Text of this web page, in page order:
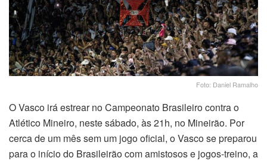
Foto: Daniel Ramalho
O Vasco irá estrear no Campeonato Brasileiro contra o
Atlético Mineiro, neste sábado, às 21h, no Mineirão. Por
cerca de um mês sem um jogo oficial, o Vasco se preparou
para o início do Brasileirão com amistosos e jogos-treino, a